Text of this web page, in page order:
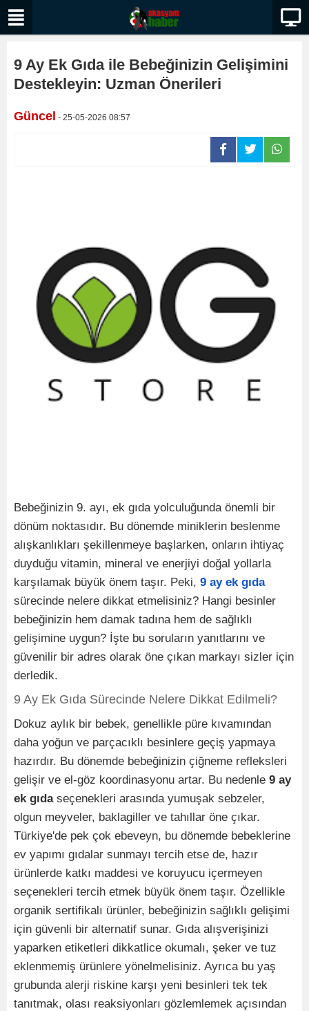
9 Ay Ek Gıda ile Bebeğinizin Gelişimini
Destekleyin: Uzman Önerileri
Güncel - 25-05-2026 08:57
Bebeğinizin 9. ayı, ek gıda yolculuğunda önemli bir
dönüm noktasıdır. Bu dönemde miniklerin beslenme
alışkanlıkları şekillenmeye başlarken, onların ihtiyaç
duyduğu vitamin, mineral ve enerjiyi doğal yollarla
karşılamak büyük önem taşır. Peki, 9 ay ek gıda
sürecinde nelere dikkat etmelisiniz? Hangi besinler
bebeğinizin hem damak tadına hem de sağlıklı
gelişimine uygun? İşte bu soruların yanıtlarını ve
güvenilir bir adres olarak öne çıkan markayı sizler için
derledik.
9 Ay Ek Gıda Sürecinde Nelere Dikkat Edilmeli?
Dokuz aylık bir bebek, genellikle püre kıvamından
daha yoğun ve parçacıklı besinlere geçiş yapmaya
hazırdır. Bu dönemde bebeğinizin çiğneme refleksleri
gelişir ve el-göz koordinasyonu artar. Bu nedenle 9 ay
ek gıdaseçenekleri arasında yumuşak sebzeler,
olgun meyveler, baklagiller ve tahıllar öne çıkar.
Türkiye'de pek çok ebeveyn, bu dönemde bebeklerine
ev yapımı gıdalar sunmayı tercih etse de, hazır
ürünlerde katkı maddesi ve koruyucu içermeyen
seçenekleri tercih etmek büyük önem taşır. Özellikle
organik sertifikalı ürünler, bebeğinizin sağlıklı gelişimi
için güvenli bir alternatif sunar. Gıda alışverişinizi
yaparken etiketleri dikkatlice okumalı, şeker ve tuz
eklenmemiş ürünlere yönelmelisiniz. Ayrıca bu yaş
grubunda alerji riskine karşı yeni besinleri tek tek
tanıtmak, olası reaksiyonları gözlemlemek açısından